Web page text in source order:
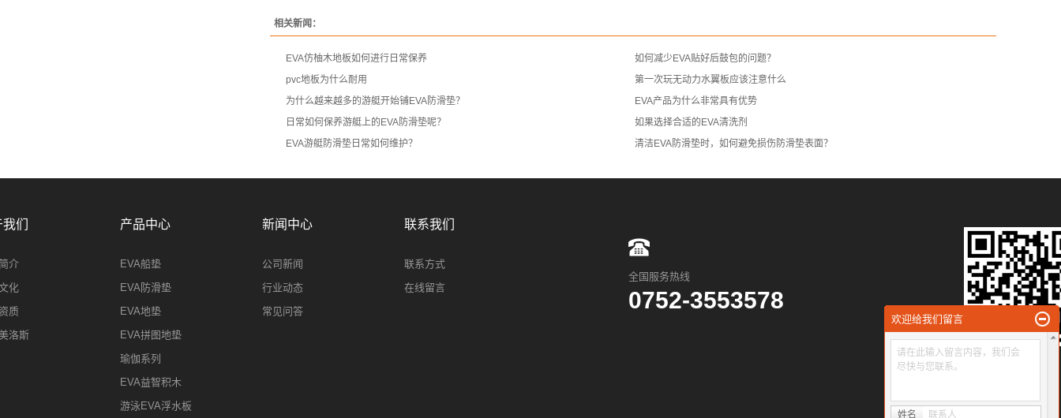
相关新闻：
EVA仿柚木地板如何进行日常保养
如何减少EVA贴好后鼓包的问题？
pvc地板为什么耐用
第一次玩无动力水翼板应该注意什么
为什么越来越多的游艇开始铺EVA防滑垫？
EVA产品为什么非常具有优势
日常如何保养游艇上的EVA防滑垫呢？
如果选择合适的EVA清洗剂
EVA游艇防滑垫日常如何维护？
清洁EVA防滑垫时，如何避免损伤防滑垫表面？
们
介
化
质
洛斯
产品中心
EVA船垫
EVA防滑垫
EVA地垫
EVA拼图地垫
瑜伽系列
EVA益智积木
游泳EVA浮水板
新闻中心
公司新闻
行业动态
常见问答
联系我们
联系方式
在线留言
全国服务热线
0752-3553578
欢迎给我们留言
请在此输入留言内容，我们会
尽快与您联系。
姓名 联系人